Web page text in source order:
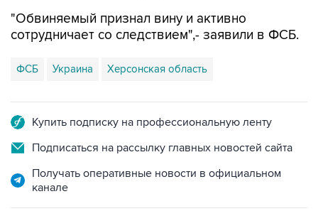
"Обвиняемый признал вину и активно
сотрудничает со следствием",- заявили в ФСБ.
ФСБ Украина Херсонская область
Купить подписку на профессиональную ленту
Подписаться на рассылку главных новостей сайта
Получать оперативные новости в официальном
канале